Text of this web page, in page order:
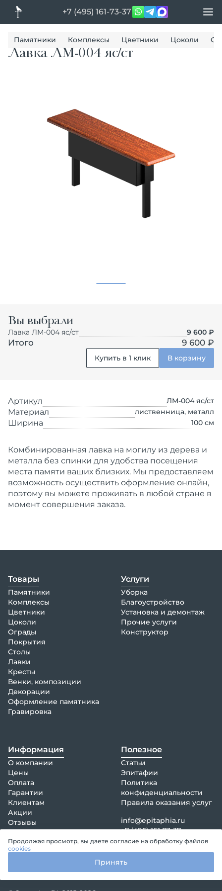
+7 (495) 161-73-37
Памятники Комплексы Цветники Цоколи
Лавка ЛМ-004 яс/ст
Вы выбрали
Лавка ЛМ-004 яс/ст 9 600 ₽
Итого 9 600 ₽
Купить в 1 клик В корзину
Артикул ЛМ-004 яс/ст
Материал лиственница, металл
Ширина 100 см
Комбинированная лавка на могилу из дерева и
металла без спинки для удобства посещения
места памяти ваших близких. Мы предоставляем
возможность осуществить оформление онлайн,
поэтому вы можете проживать в любой стране в
момент совершения заказа.
Товары
Памятники
Комплексы
Цветники
Цоколи
Ограды
Покрытия
Столы
Лавки
Кресты
Венки, композиции
Декорации
Оформление памятника
Гравировка
Услуги
Уборка
Благоустройство
Установка и демонтаж
Прочие услуги
Конструктор
Информация
О компании
Цены
Оплата
Гарантии
Клиентам
Акции
Отзывы
Контакты
Полезное
Статьи
Эпитафии
Политика
конфиденциальности
Правила оказания услуг
info@epitaphia.ru
+7 (495) 161-73-37
Продолжая просмотр, вы даете согласие на обработку файлов
cookies
Принять